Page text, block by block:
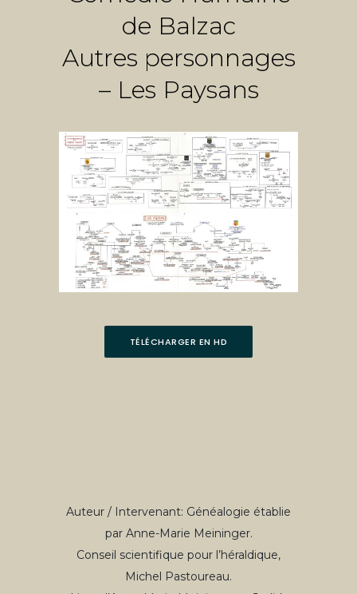
de Balzac
Autres personnages
– Les Paysans
TÉLÉCHARGER EN HD
Auteur / Intervenant: Généalogie établie
par Anne-Marie Meininger.
Conseil scientifique pour l’héraldique,
Michel Pastoureau.